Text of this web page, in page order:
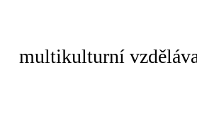
multikulturní